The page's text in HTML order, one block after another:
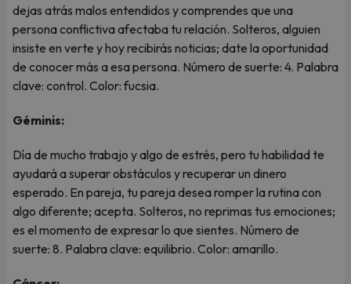
dejas atrás malos entendidos y comprendes que una
persona conflictiva afectaba tu relación. Solteros, alguien
insiste en verte y hoy recibirás noticias; date la oportunidad
de conocer más a esa persona. Número de suerte: 4. Palabra
clave: control. Color: fucsia.
Géminis:
Día de mucho trabajo y algo de estrés, pero tu habilidad te
ayudará a superar obstáculos y recuperar un dinero
esperado. En pareja, tu pareja desea romper la rutina con
algo diferente; acepta. Solteros, no reprimas tus emociones;
es el momento de expresar lo que sientes. Número de
suerte: 8. Palabra clave: equilibrio. Color: amarillo.